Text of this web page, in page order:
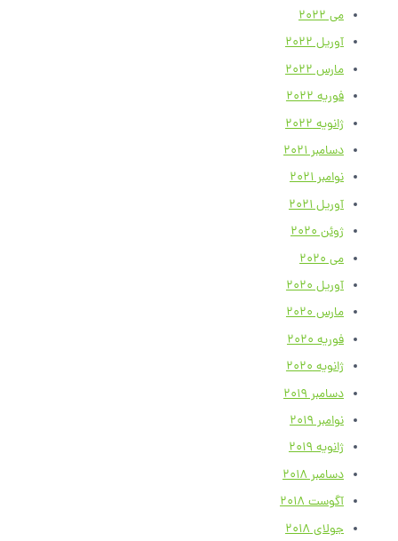
می 2022
آوریل 2022
مارس 2022
فوریه 2022
ژانویه 2022
دسامبر 2021
نوامبر 2021
آوریل 2021
ژوئن 2020
می 2020
آوریل 2020
مارس 2020
فوریه 2020
ژانویه 2020
دسامبر 2019
نوامبر 2019
ژانویه 2019
دسامبر 2018
آگوست 2018
جولای 2018